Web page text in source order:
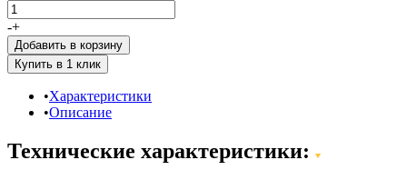
-+
Добавить в корзину
Характеристики
Описание
Технические характеристики: